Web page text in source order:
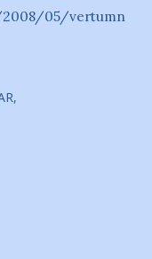
05/vertumn